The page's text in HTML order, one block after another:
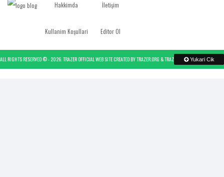
Hakkimda İletişim
Kullanim Koşullari Editor Ol
ALL RIGHTS RESERVED © - 2026. TRAZER OFFICIAL WEB SITECREATED BYTRAZER.ORG &TRAZER - POWERED BY TRAZER
Yukari Cik